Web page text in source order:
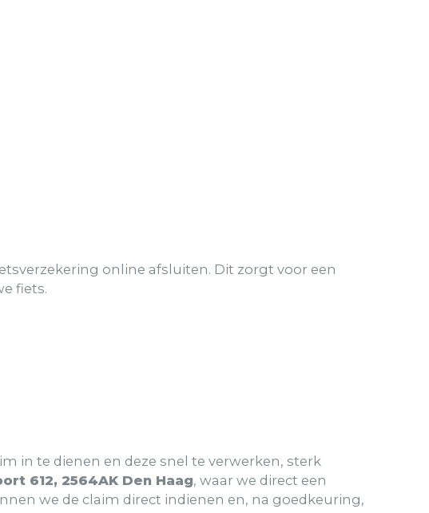
online afsluiten. Dit zorgt voor een
fiets.
in te dienen en deze snel te verwerken, sterk
612, 2564AK Den Haag, waar we direct een
we de claim direct indienen en, na goedkeuring,